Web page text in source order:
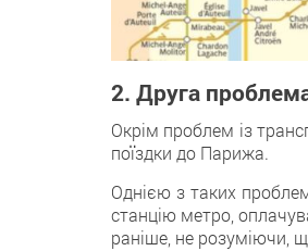
2. Друга
Окрім проблем із
поїздки дo Парижа.
Однією з таких
станцію метро,
раніше, не розуміючи,